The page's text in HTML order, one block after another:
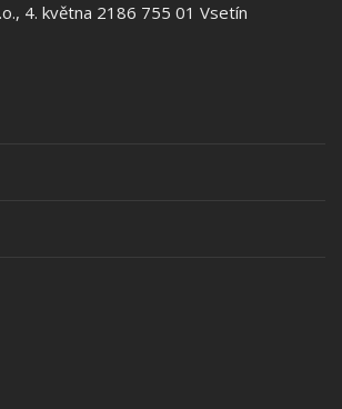
4. května 2186 755 01 Vsetín